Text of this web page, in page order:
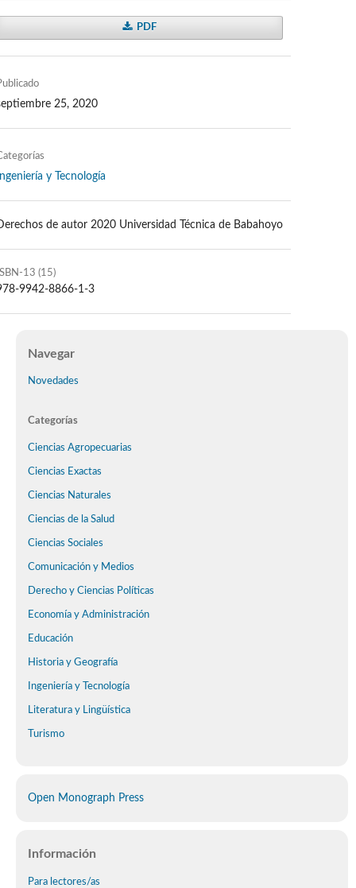
PDF
25, 2020
y Tecnología
de autor 2020 Universidad Técnica de Babahoyo
13 (15)
9942-8866-1-3
Navegar
Novedades
Categorías
Ciencias Agropecuarias
Ciencias Exactas
Ciencias Naturales
Ciencias de la Salud
Ciencias Sociales
Comunicación y Medios
Derecho y Ciencias Políticas
Economía y Administración
Educación
Historia y Geografía
Ingeniería y Tecnología
Literatura y Lingüística
Turismo
Open Monograph Press
Información
Para lectores/as